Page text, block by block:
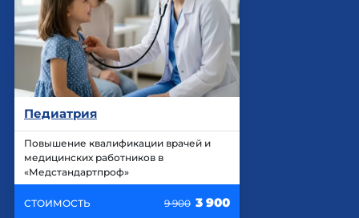
Педиатрия
Повышение квалификации врачей и
медицинских работников в
«Медстандартпроф»
СТОИМОСТЬ 9 900 3 900